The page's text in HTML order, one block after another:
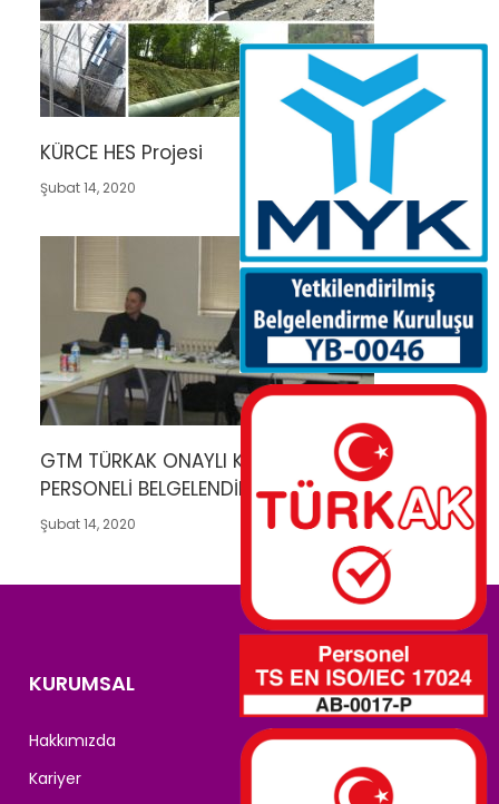
KÜRCE HES Projesi
Şubat 14, 2020
GTM TÜRKAK ONAYLI KAYNAK VE NDT
PERSONELİ BELGELENDİRME YETKİSİ
Şubat 14, 2020
KURUMSAL
Hakkımızda
Kariyer